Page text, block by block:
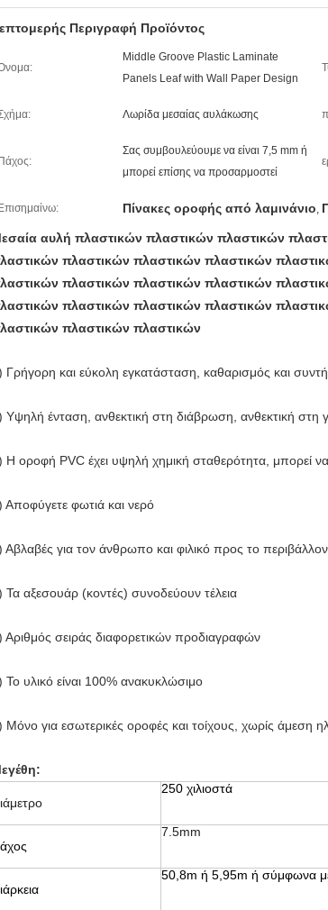
Περιγραφή Προϊόντος
Middle Groove Plastic Laminate
Panels Leaf with Wall Paper Design
Λωρίδα μεσαίας αυλάκωσης
Πάχος:
Σας συμβουλεύουμε να είναι 7,5 mm ή
μπορεί επίσης να προσαρμοστεί
Επισημαίνω: Πίνακες οροφής από λαμινάνιο,
αυλή πλαστικών πλαστικών πλαστικών
πλαστικών πλαστικών πλαστικών
πλαστικών πλαστικών πλαστικών
πλαστικών πλαστικών πλαστικών
πλαστικών πλαστικών
Γρήγορη και εύκολη εγκατάσταση, καθαρισμός και
Υψηλή ένταση, ανθεκτική στη διάβρωση, ανθεκτική στη
Η οροφή PVC έχει υψηλή χημική σταθερότητα, μπορεί να
Αποφύγετε φωτιά και νερό
Αβλαβές για τον άνθρωπο και φιλικό προς το περιβάλλον
Τα αξεσουάρ (κοντές) συνοδεύουν τέλεια
Αριθμός σειράς διαφορετικών προδιαγραφών
Το υλικό είναι 100% ανακυκλώσιμο
Μόνο για εσωτερικές οροφές και τοίχους, χωρίς άμεση
250 χιλιοστά
7.5mm
50,8m ή 5,95m ή σύμφωνα